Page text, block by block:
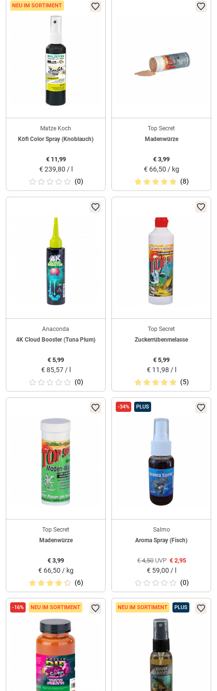
NEU IM SORTIMENT
Matze Koch
Köfi Color Spray (Knoblauch)
€11,99
€ 239,80 / l
(0)
Top Secret
Madenwürze
€ 3,99
€ 66,50 / kg
(8)
Anaconda
4K Cloud Booster (Tuna Plum)
€ 5,99
€ 85,57 / l
(0)
Top Secret
Zuckerrübenmelasse
€ 5,99
€ 11,98 / l
(5)
Top Secret
Madenwürze
€ 3,99
€ 66,50 / kg
(6)
-34% PLUS
Salmo
Aroma Spray (Fisch)
€4,50UVP €2,95
€ 59,00 / l
(0)
-16% NEU IM SORTIMENT NEU IM SORTIMENT PLUS